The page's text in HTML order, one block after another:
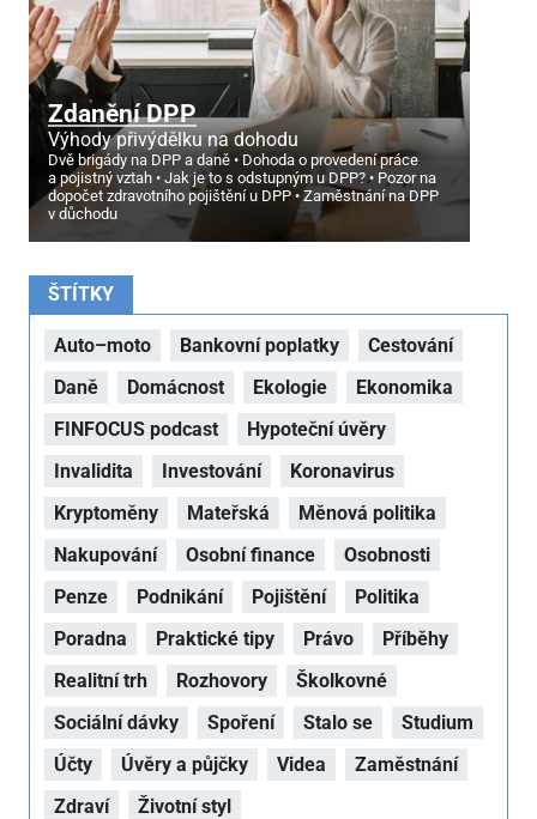
Zdanění DPP
Výhody přivýdělku na dohodu
Dvě brigády na DPP a daně
Dohoda o provedení práce
a pojistný vztah
Jak je to s odstupným u DPP?
Pozor na
dopočet zdravotního pojištění u DPP
Zaměstnání na DPP
v důchodu
ŠTÍTKY
Auto–moto Bankovní poplatky
Cestování
Daně
Domácnost Ekologie
Ekonomika
FINFOCUS podcast
Hypoteční úvěry
Invalidita
Investování
Koronavirus
Kryptoměny
Mateřská
Měnová politika
Nakupování
Osobní finance
Osobnosti
Penze
Podnikání Pojištění
Politika
Poradna
Praktické tipy Právo
Příběhy
Realitní trh
Rozhovory
Školkovné
Sociální dávky
Spoření Stalo se
Studium
Účty
Úvěry a půjčky Videa
Zaměstnání
Zdraví
Životní styl